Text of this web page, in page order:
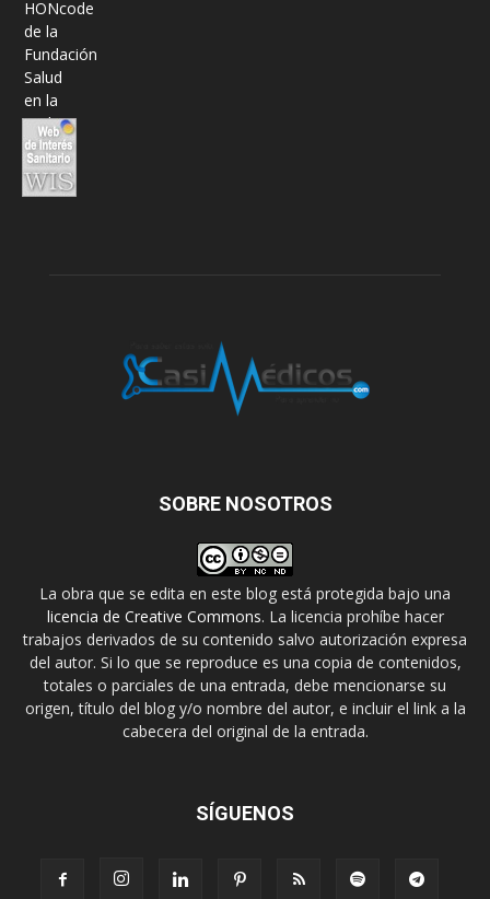
SOBRE NOSOTROS
La obra que se edita en este blog está protegida bajo una
licencia de Creative Commons. La licencia prohíbe hacer
trabajos derivados de su contenido salvo autorización expresa
del autor. Si lo que se reproduce es una copia de contenidos,
totales o parciales de una entrada, debe mencionarse su
origen, título del blog y/o nombre del autor, e incluir el link a la
cabecera del original de la entrada.
SÍGUENOS